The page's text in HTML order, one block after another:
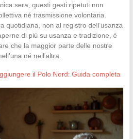
sera, questi gesti ripetuti non
né trasmissione volontaria.
quotidiana, non al registro dell’usanza
di più su usanza e tradizione, è
che la maggior parte delle nostre
né nell’altra.
il Polo Nord: Guida completa